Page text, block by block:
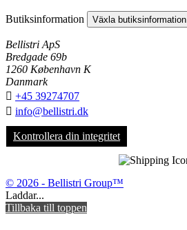
Butiksinformation Växla butiksinformation
Bellistri ApS
Bredgade 69b
1260 København K
Danmark
 +45 39274707
 info@bellistri.dk
Kontrollera din integritet
© 2026 - Bellistri Group™
Laddar...
Tillbaka till toppen